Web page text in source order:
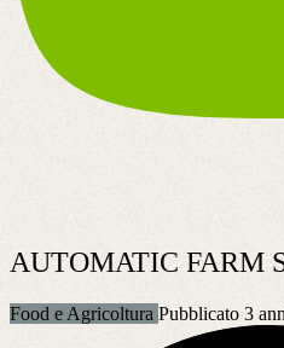
AUTOMATIC FARM
Food e Agricoltura Pubblicato 3